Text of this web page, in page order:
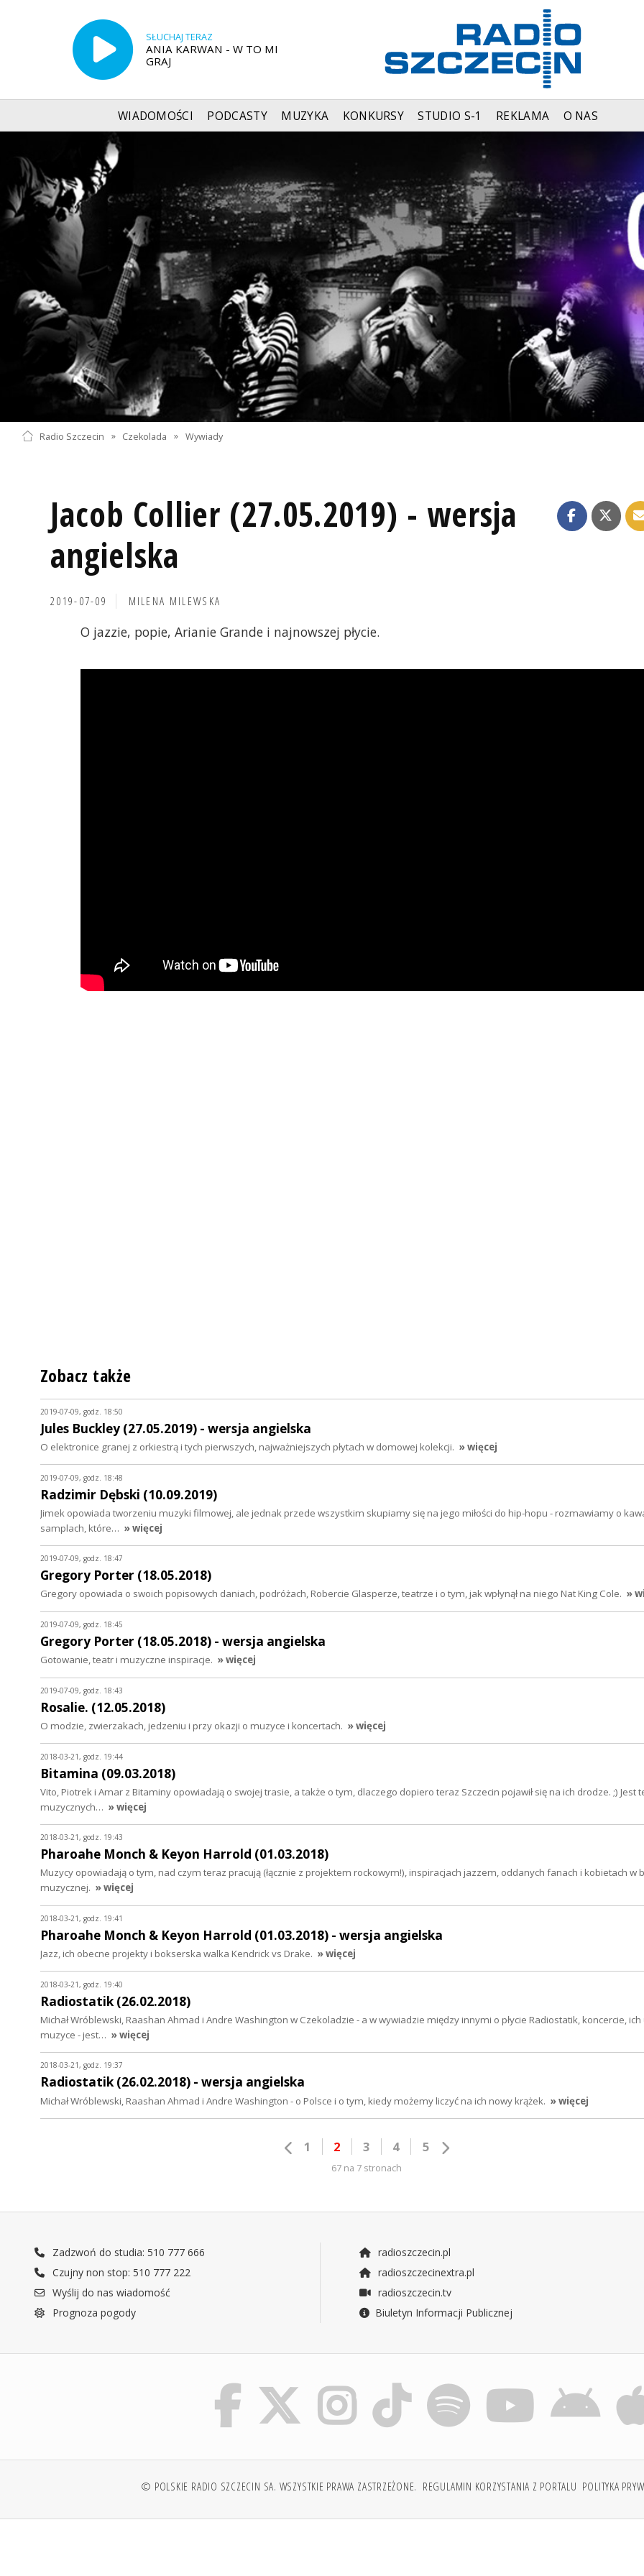
SŁUCHAJ TERAZ
ANIA KARWAN - W TO MI
GRAJ
WIADOMOŚCI PODCASTY MUZYKA KONKURSY STUDIO S-1 REKLAMA O NAS
Radio Szczecin » Czekolada » Wywiady
Jacob Collier (27.05.2019) - wersja
angielska
2019-07-09 MILENA MILEWSKA
O jazzie, popie, Arianie Grande i najnowszej płycie.
Zobacz także
2019-07-09, godz. 18:50
Jules Buckley (27.05.2019) - wersja angielska
O elektronice granej z orkiestrą i tych pierwszych, najważniejszych płytach w domowej kolekcji. » więcej
2019-07-09, godz. 18:48
Radzimir Dębski (10.09.2019)
Jimek opowiada tworzeniu muzyki filmowej, ale jednak przede wszystkim skupiamy się na jego miłości do hip-hopu - rozmawiamy o
samplach, które… » więcej
2019-07-09, godz. 18:47
Gregory Porter (18.05.2018)
Gregory opowiada o swoich popisowych daniach, podróżach, Robercie Glasperze, teatrze i o tym, jak wpłynął na niego Nat King Cole. »
2019-07-09, godz. 18:45
Gregory Porter (18.05.2018) - wersja angielska
Gotowanie, teatr i muzyczne inspiracje. » więcej
2019-07-09, godz. 18:43
Rosalie. (12.05.2018)
O modzie, zwierzakach, jedzeniu i przy okazji o muzyce i koncertach. » więcej
2018-03-21, godz. 19:44
Bitamina (09.03.2018)
Vito, Piotrek i Amar z Bitaminy opowiadają o swojej trasie, a także o tym, dlaczego dopiero teraz Szczecin pojawił się na ich drodze. ;) Jest
muzycznych… » więcej
2018-03-21, godz. 19:43
Pharoahe Monch & Keyon Harrold (01.03.2018)
Muzycy opowiadają o tym, nad czym teraz pracują (łącznie z projektem rockowym!), inspiracjach jazzem, oddanych fanach i kobietach w
muzycznej. » więcej
2018-03-21, godz. 19:41
Pharoahe Monch & Keyon Harrold (01.03.2018) - wersja angielska
Jazz, ich obecne projekty i bokserska walka Kendrick vs Drake. » więcej
2018-03-21, godz. 19:40
Radiostatik (26.02.2018)
Michał Wróblewski, Raashan Ahmad i Andre Washington w Czekoladzie - a w wywiadzie między innymi o płycie Radiostatik, koncercie,
muzyce - jest… » więcej
2018-03-21, godz. 19:37
Radiostatik (26.02.2018) - wersja angielska
Michał Wróblewski, Raashan Ahmad i Andre Washington - o Polsce i o tym, kiedy możemy liczyć na ich nowy krążek. » więcej
1 2 3 4 5
67 na 7 stronach
Zadzwoń do studia: 510 777 666
Czujny non stop: 510 777 222
Wyślij do nas wiadomość
Prognoza pogody
radioszczecin.pl
radioszczecinextra.pl
radioszczecin.tv
Biuletyn Informacji Publicznej
© POLSKIE RADIO SZCZECIN SA. WSZYSTKIE PRAWA ZASTRZEŻONE. REGULAMIN KORZYSTANIA Z PORTALU POLITYKA